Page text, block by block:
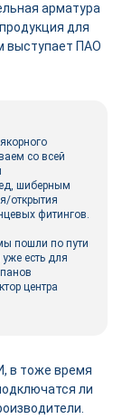
арматура
для
выступает ПАО
со всей
шиберным
открытия
фитингов.
пошли по пути
есть для
центра
в тоже время
ли